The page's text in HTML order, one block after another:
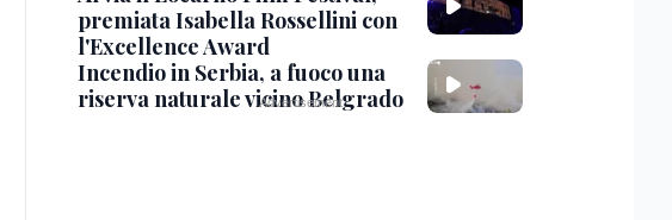
premiata Isabella Rossellini con
l'Excellence Award
Incendio in Serbia, a fuoco una
riserva naturale vicino Belgrado